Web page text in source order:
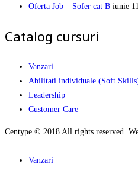
Oferta Job – Sofer cat B iunie
Catalog cursuri
Vanzari
Abilitati individuale (Soft
Leadership
Customer Care
Centype © 2018 All rights reserved.
Vanzari